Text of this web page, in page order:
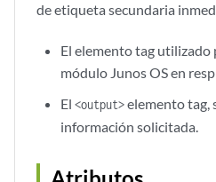
de etiqueta secundaria
El elemento tag
módulo Junos OS en
El<output>elemento tag,
información solicitada.